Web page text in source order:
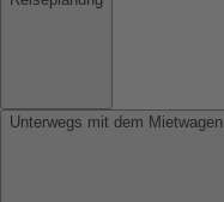
Unterwegs mit dem Mietwagen